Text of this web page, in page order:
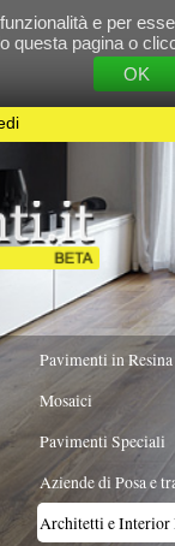
per essere sicuri che tu
o cliccando
Cookie
in Resina
Speciali
di Posa e trattamento Pavimenti
e Interior Design
Gres Effetto Legno